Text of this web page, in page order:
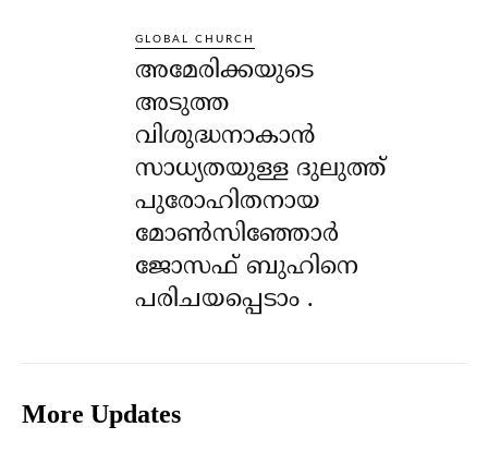
GLOBAL CHURCH
അമേരിക്കയുടെ
അടുത്ത
വിശുദ്ധനാകാൻ
സാധ്യതയുള്ള ദുലുത്ത്
പുരോഹിതനായ
മോൺസിഞ്ഞോർ
ജോസഫ് ബുഹിനെ
പരിചയപ്പെടാം .
More Updates